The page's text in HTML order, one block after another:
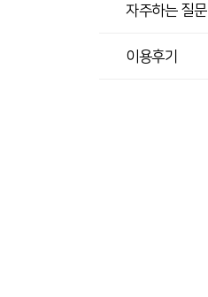
자주하는 질문
이용후기